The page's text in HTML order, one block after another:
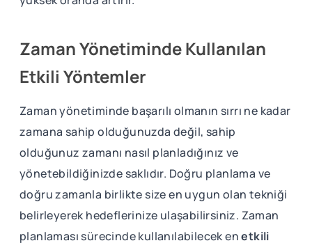
Zaman Yönetiminde Kullanılan
Etkili Yöntemler
Zaman yönetiminde başarılı olmanın sırrı ne kadar
zamana sahip olduğunuzda değil, sahip
olduğunuz zamanı nasıl planladığınız ve
yönetebildiğinizde saklıdır. Doğru planlama ve
doğru zamanla birlikte size en uygun olan tekniği
belirleyerek hedeflerinize ulaşabilirsiniz. Zaman
planlaması sürecinde kullanılabilecek enetkili